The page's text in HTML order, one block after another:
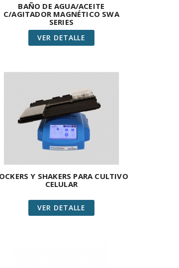
BAÑO DE AGUA/ACEITE
C/AGITADOR MAGNÉTICO SWA
SERIES
VER DETALLE
Y SHAKERS PARA CULTIVO
CELULAR
VER DETALLE